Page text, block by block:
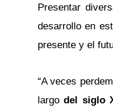
Presentar
desarrollo en
presente y el
“A veces
largo del siglo